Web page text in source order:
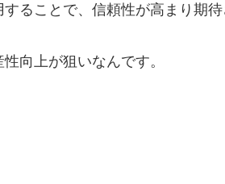
ることで、信頼性が高まり期待
向上が狙いなんです。